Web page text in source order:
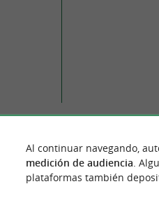
PARA
Al continuar navegando,
medición de audiencia .
plataformas también